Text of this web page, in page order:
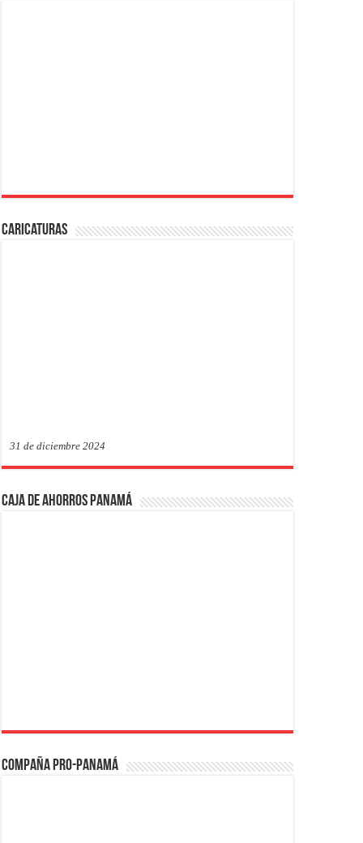
Caricaturas
31 de diciembre 2024
Caja de Ahorros Panamá
Compaña PRO-Panamá